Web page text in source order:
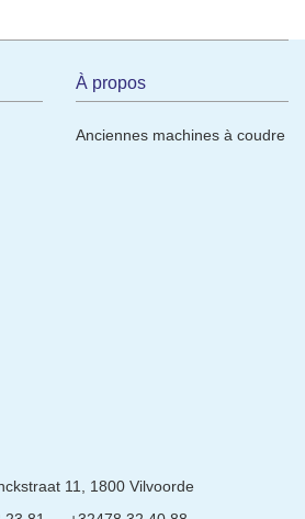
À propos
Anciennes machines à coudre
11, 1800 Vilvoorde